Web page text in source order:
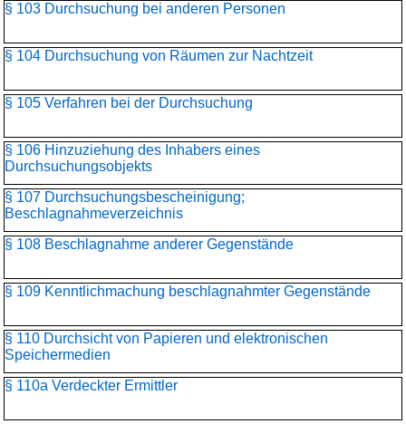
§ 103 Durchsuchung bei anderen Personen
§ 104 Durchsuchung von Räumen zur Nachtzeit
§ 105 Verfahren bei der Durchsuchung
§ 106 Hinzuziehung des Inhabers eines
Durchsuchungsobjekts
§ 107 Durchsuchungsbescheinigung;
Beschlagnahmeverzeichnis
§ 108 Beschlagnahme anderer Gegenstände
§ 109 Kenntlichmachung beschlagnahmter Gegenstände
§ 110 Durchsicht von Papieren und elektronischen
Speichermedien
§ 110a Verdeckter Ermittler